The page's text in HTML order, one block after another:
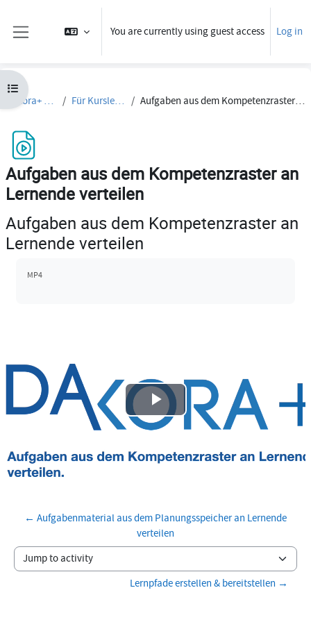
You are currently using guest access Log in
Open course index
Dakora+ Tutorials
Für Kursleiter:innen Aufgaben aus dem Kompetenzraster an Lernende verteilen
Aufgaben aus dem Kompetenzraster an
Lernende verteilen
Aufgaben aus dem Kompetenzraster an
Lernende verteilen
MP4
Play
Video
← Aufgabenmaterial aus dem Planungsspeicher an Lernende
verteilen
Jump to activity
Lernpfade erstellen & bereitstellen →